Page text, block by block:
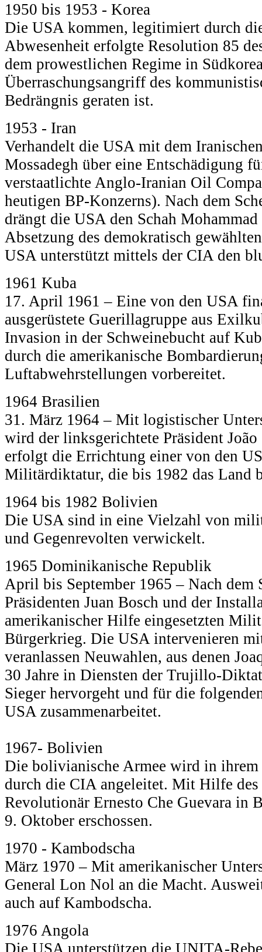
1950 bis 1953 - Korea
Die USA kommen, legitimiert durch
Abwesenheit erfolgte Resolution 85
dem prowestlichen Regime in
Überraschungsangriff des
Bedrängnis geraten ist.
1953 - Iran
Verhandelt die USA mit dem
Mossadegh über eine Entschädigung
verstaatlichte Anglo-Iranian Oil
heutigen BP-Konzerns). Nach dem
drängt die USA den Schah
Absetzung des demokratisch
USA unterstützt mittels der CIA den
1961 Kuba
17. April 1961 – Eine von den USA
ausgerüstete Guerillagruppe aus
Invasion in der Schweinebucht auf
durch die amerikanische
Luftabwehrstellungen vorbereitet.
1964 Brasilien
31. März 1964 – Mit logistischer
wird der linksgerichtete Präsident
erfolgt die Errichtung einer von den
Militärdiktatur, die bis 1982 das Land
1964 bis 1982 Bolivien
Die USA sind in eine Vielzahl von
und Gegenrevolten verwickelt.
1965 Dominikanische Republik
April bis September 1965 – Nach dem
Präsidenten Juan Bosch und der
amerikanischer Hilfe eingesetzten
Bürgerkrieg. Die USA intervenieren
veranlassen Neuwahlen, aus denen
30 Jahre in Diensten der Trujillo-
Sieger hervorgeht und für die
USA zusammenarbeitet.
1967- Bolivien
Die bolivianische Armee wird in
durch die CIA angeleitet. Mit Hilfe
Revolutionär Ernesto Che Guevara in
9. Oktober erschossen.
1970 - Kambodscha
März 1970 – Mit amerikanischer
General Lon Nol an die Macht.
auch auf Kambodscha.
1976 Angola